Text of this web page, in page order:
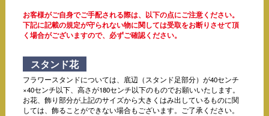
お客様がご自身でご手配される際は、以下の点にご注意ください。
下記に記載の規定が守られない物に関しては受取をお断りさせて頂
く場合がございますので、必ずご確認ください。
スタンド花
フラワースタンドについては、底辺（スタンド足部分）が40センチ
×40センチ以下、高さが180センチ以下のものでお願いいたします。
お花、飾り部分が上記のサイズから大きくはみ出しているものに関
しては、飾ることができない場合もございます。ご了承ください。